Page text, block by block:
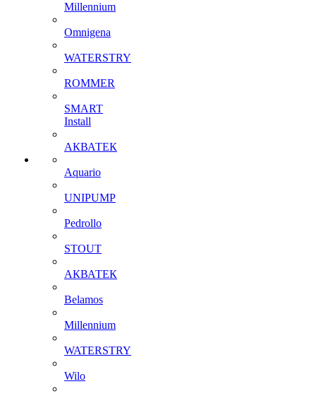
Millennium
Omnigena
WATERSTRY
ROMMER
SMART
Install
АКВАТЕК
Aquario
UNIPUMP
Pedrollo
STOUT
АКВАТЕК
Belamos
Millennium
WATERSTRY
Wilo